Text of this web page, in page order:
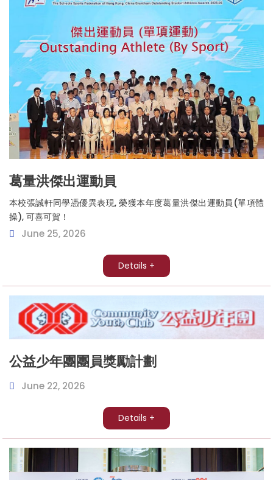
葛量洪傑出運動員
本校張誠軒同學憑優異表現, 榮獲本年度葛量洪傑出運動員(單項體
操), 可喜可賀！
June 25, 2026
Details +
公益少年團團員獎勵計劃
June 22, 2026
Details +